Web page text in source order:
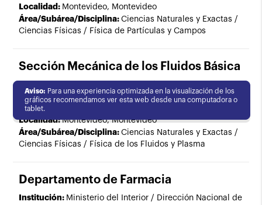
Localidad: Montevideo, Montevideo
Área/Subárea/Disciplina:Ciencias Naturales y Exactas /
Ciencias Físicas / Física de Partículas y Campos
Sección Mecánica de los Fluidos Básica
Ingeniería / Instituto de Mecánica de los Fluidos e
Ingeniería Ambiental
Localidad:Montevideo, Montevideo
Área/Subárea/Disciplina:Ciencias Naturales y Exactas /
Ciencias Físicas / Física de los Fluidos y Plasma
Departamento de Farmacia
Institución: Ministerio del Interior / Dirección Nacional de
Aviso: Para una experiencia optimizada en la visualización de los
gráficos recomendamos ver esta web desde una computadora o
tablet.